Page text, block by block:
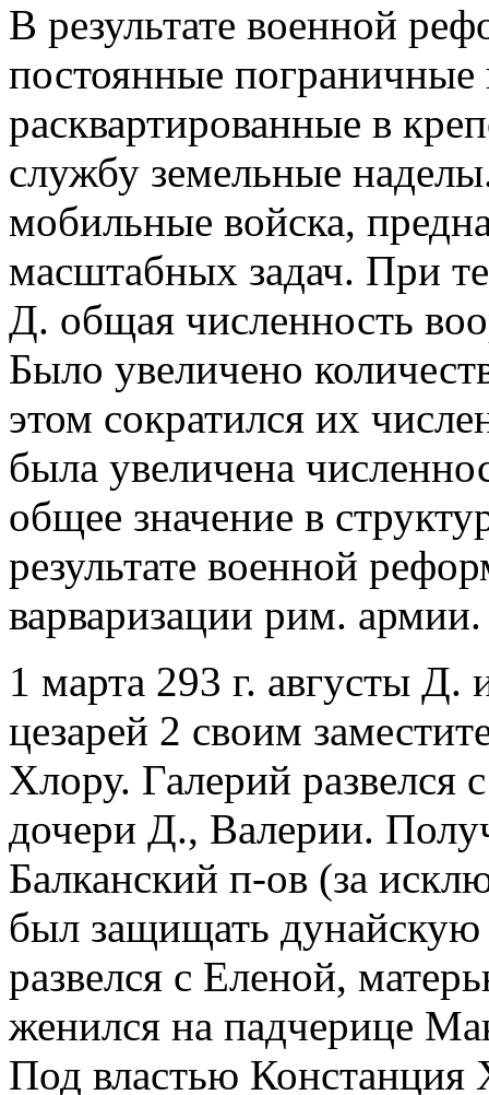
В результате военной
постоянные
расквартированные в
службу земельные
мобильные войска,
масштабных задач. При
Д. общая численность
Было увеличено
этом сократился их
была увеличена
общее значение в
результате военной
варваризации рим. армии.
1 марта 293 г. августы
цезарей 2 своим
Хлору. Галерий
дочери Д., Валерии.
Балканский п-ов (за
был защищать дунайскую
развелся с Еленой,
женился на падчерице
Под властью Констанция